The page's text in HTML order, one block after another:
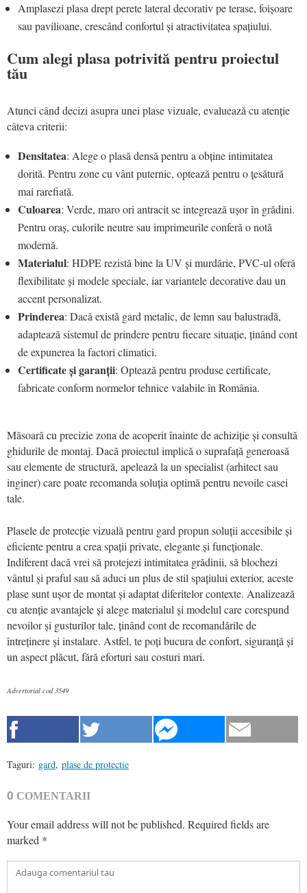
Amplasezi plasa drept perete lateral decorativ pe terase, foișoare
sau pavilioane, crescând confortul și atractivitatea spațiului.
Cum alegi plasa potrivită pentru proiectul
tău
Atunci când decizi asupra unei plase vizuale, evaluează cu atenție
câteva criterii:
Densitatea: Alege o plasă densă pentru a obține intimitatea
dorită. Pentru zone cu vânt puternic, optează pentru o țesătură
mai rarefiată.
Culoarea: Verde, maro ori antracit se integrează ușor în grădini.
Pentru oraș, culorile neutre sau imprimeurile conferă o notă
modernă.
Materialul: HDPE rezistă bine la UV și murdărie, PVC-ul oferă
flexibilitate și modele speciale, iar variantele decorative dau un
accent personalizat.
Prinderea: Dacă există gard metalic, de lemn sau balustradă,
adaptează sistemul de prindere pentru fiecare situație, ținând cont
de expunerea la factori climatici.
Certificate și garanții: Optează pentru produse certificate,
fabricate conform normelor tehnice valabile în România.
Măsoară cu precizie zona de acoperit înainte de achiziție și consultă
ghidurile de montaj. Dacă proiectul implică o suprafață generoasă
sau elemente de structură, apelează la un specialist (arhitect sau
inginer) care poate recomanda soluția optimă pentru nevoile casei
tale.
Plasele de protecție vizuală pentru gard propun soluții accesibile și
eficiente pentru a crea spații private, elegante și funcționale.
Indiferent dacă vrei să protejezi intimitatea grădinii, să blochezi
vântul și praful sau să aduci un plus de stil spațiului exterior, aceste
plase sunt ușor de montat și adaptat diferitelor contexte. Analizează
cu atenție avantajele și alege materialul și modelul care corespund
nevoilor și gusturilor tale, ținând cont de recomandările de
întreținere și instalare. Astfel, te poți bucura de confort, siguranță și
un aspect plăcut, fără eforturi sau costuri mari.
Advertorial cod 3549
Taguri: gard, plase de protectie
0 COMENTARII
Your email address will not be published. Required fields are
marked *